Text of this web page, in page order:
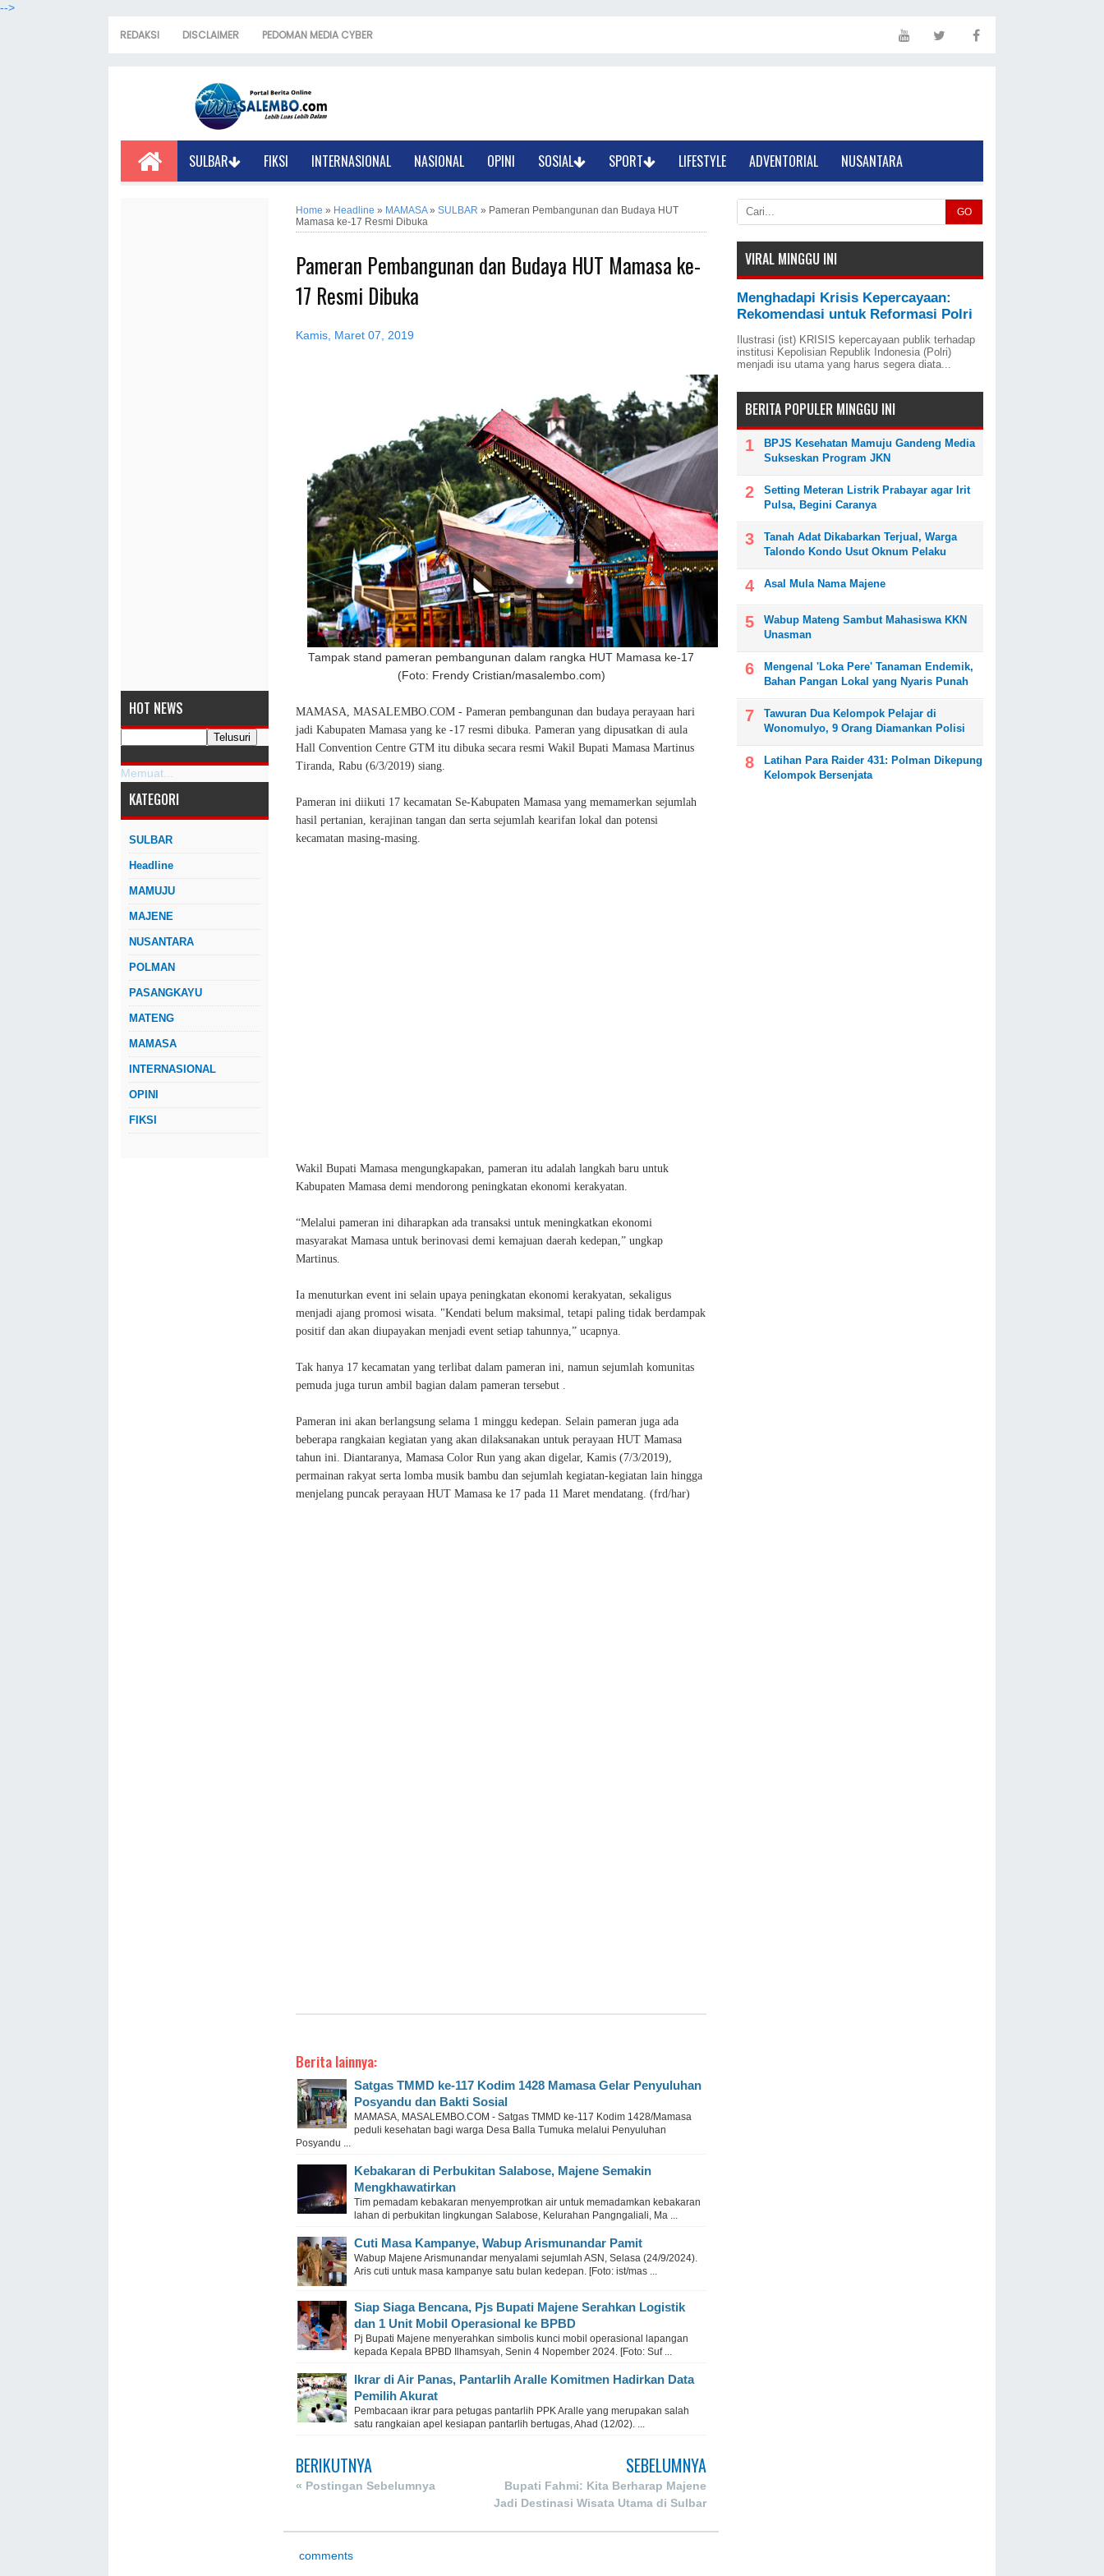
-->
REDAKSI DISCLAIMER PEDOMAN MEDIA CYBER
SULBAR FIKSI INTERNASIONAL NASIONAL OPINI SOSIAL SPORT LIFESTYLE ADVENTORIAL NUSANTARA
HOT NEWS
Memuat...
KATEGORI
SULBAR
Headline
MAMUJU
MAJENE
NUSANTARA
POLMAN
PASANGKAYU
MATENG
MAMASA
INTERNASIONAL
OPINI
FIKSI
Home » Headline » MAMASA» SULBAR » Pameran Pembangunan dan Budaya HUT
Mamasa ke-17 Resmi Dibuka
Pameran Pembangunan dan Budaya HUT Mamasa ke-
17 Resmi Dibuka
Kamis, Maret 07, 2019
Tampak stand pameran pembangunan dalam rangka HUT Mamasa ke-17
(Foto: Frendy Cristian/masalembo.com)
MAMASA, MASALEMBO.COM - Pameran pembangunan dan budaya perayaan hari
jadi Kabupaten Mamasa yang ke -17 resmi dibuka. Pameran yang dipusatkan di aula
Hall Convention Centre GTM itu dibuka secara resmi Wakil Bupati Mamasa Martinus
Tiranda, Rabu (6/3/2019) siang.
Pameran ini diikuti 17 kecamatan Se-Kabupaten Mamasa yang memamerkan sejumlah
hasil pertanian, kerajinan tangan dan serta sejumlah kearifan lokal dan potensi
kecamatan masing-masing.
Wakil Bupati Mamasa mengungkapakan, pameran itu adalah langkah baru untuk
Kabupaten Mamasa demi mendorong peningkatan ekonomi kerakyatan.
“Melalui pameran ini diharapkan ada transaksi untuk meningkatkan ekonomi
masyarakat Mamasa untuk berinovasi demi kemajuan daerah kedepan,” ungkap
Martinus.
Ia menuturkan event ini selain upaya peningkatan ekonomi kerakyatan, sekaligus
menjadi ajang promosi wisata. "Kendati belum maksimal, tetapi paling tidak berdampak
positif dan akan diupayakan menjadi event setiap tahunnya,” ucapnya.
Tak hanya 17 kecamatan yang terlibat dalam pameran ini, namun sejumlah komunitas
pemuda juga turun ambil bagian dalam pameran tersebut .
Pameran ini akan berlangsung selama 1 minggu kedepan. Selain pameran juga ada
beberapa rangkaian kegiatan yang akan dilaksanakan untuk perayaan HUT Mamasa
tahun ini. Diantaranya, Mamasa Color Run yang akan digelar, Kamis (7/3/2019),
permainan rakyat serta lomba musik bambu dan sejumlah kegiatan-kegiatan lain hingga
menjelang puncak perayaan HUT Mamasa ke 17 pada 11 Maret mendatang. (frd/har)
Berita lainnya:
Satgas TMMD ke-117 Kodim 1428 Mamasa Gelar Penyuluhan
Posyandu dan Bakti Sosial
MAMASA, MASALEMBO.COM - Satgas TMMD ke-117 Kodim 1428/Mamasa
peduli kesehatan bagi warga Desa Balla Tumuka melalui Penyuluhan
Posyandu ...
Kebakaran di Perbukitan Salabose, Majene Semakin
Mengkhawatirkan
Tim pemadam kebakaran menyemprotkan air untuk memadamkan kebakaran
lahan di perbukitan lingkungan Salabose, Kelurahan Pangngaliali, Ma ...
Cuti Masa Kampanye, Wabup Arismunandar Pamit
Wabup Majene Arismunandar menyalami sejumlah ASN, Selasa (24/9/2024).
Aris cuti untuk masa kampanye satu bulan kedepan. [Foto: ist/mas ...
Siap Siaga Bencana, Pjs Bupati Majene Serahkan Logistik
dan 1 Unit Mobil Operasional ke BPBD
Pj Bupati Majene menyerahkan simbolis kunci mobil operasional lapangan
kepada Kepala BPBD Ilhamsyah, Senin 4 Nopember 2024. [Foto: Suf ...
Ikrar di Air Panas, Pantarlih Aralle Komitmen Hadirkan Data
Pemilih Akurat
Pembacaan ikrar para petugas pantarlih PPK Aralle yang merupakan salah
satu rangkaian apel kesiapan pantarlih bertugas, Ahad (12/02). ...
BERIKUTNYA
« Postingan Sebelumnya
SEBELUMNYA
Bupati Fahmi: Kita Berharap Majene
Jadi Destinasi Wisata Utama di Sulbar
comments
GO
VIRAL MINGGU INI
Menghadapi Krisis Kepercayaan:
Rekomendasi untuk Reformasi Polri
Ilustrasi (ist) KRISIS kepercayaan publik terhadap
institusi Kepolisian Republik Indonesia (Polri)
menjadi isu utama yang harus segera diata...
BERITA POPULER MINGGU INI
BPJS Kesehatan Mamuju Gandeng Media
Sukseskan Program JKN
Setting Meteran Listrik Prabayar agar Irit
Pulsa, Begini Caranya
Tanah Adat Dikabarkan Terjual, Warga
Talondo Kondo Usut Oknum Pelaku
Asal Mula Nama Majene
Wabup Mateng Sambut Mahasiswa KKN
Unasman
Mengenal 'Loka Pere' Tanaman Endemik,
Bahan Pangan Lokal yang Nyaris Punah
Tawuran Dua Kelompok Pelajar di
Wonomulyo, 9 Orang Diamankan Polisi
Latihan Para Raider 431: Polman Dikepung
Kelompok Bersenjata